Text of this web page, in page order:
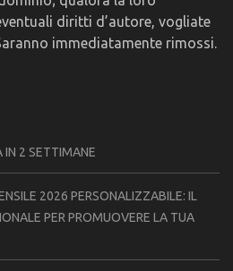
diritti d’autore, vogliate
immediatamente rimossi.
IN 2 SETTIMANE
2026 PERSONALIZZABILE: IL
PER PROMUOVERE LA TUA